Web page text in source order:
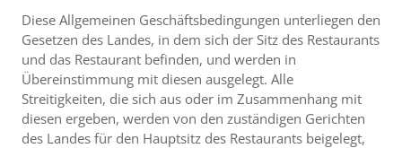
Diese Allgemeinen Geschäftsbedingungen unterliegen den
Gesetzen des Landes, in dem sich der Sitz des Restaurants
und das Restaurant befinden, und werden in
Übereinstimmung mit diesen ausgelegt. Alle
Streitigkeiten, die sich aus oder im Zusammenhang mit
diesen ergeben, werden von den zuständigen Gerichten
des Landes für den Hauptsitz des Restaurants beigelegt,